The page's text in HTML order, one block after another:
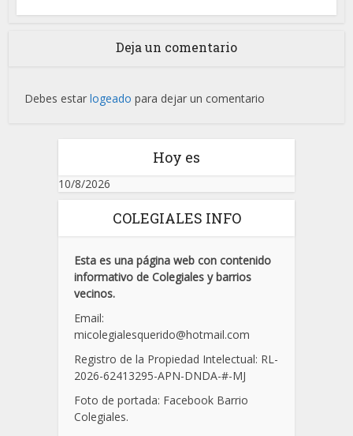
Deja un comentario
Debes estarlogeado para dejar un comentario
Hoy es
10/8/2026
COLEGIALES INFO
Esta es una página web con contenido
informativo de Colegiales y barrios
vecinos.
Email:
micolegialesquerido@hotmail.com
Registro de la Propiedad Intelectual: RL-
2026-62413295-APN-DNDA-#-MJ
Foto de portada: Facebook Barrio
Colegiales.